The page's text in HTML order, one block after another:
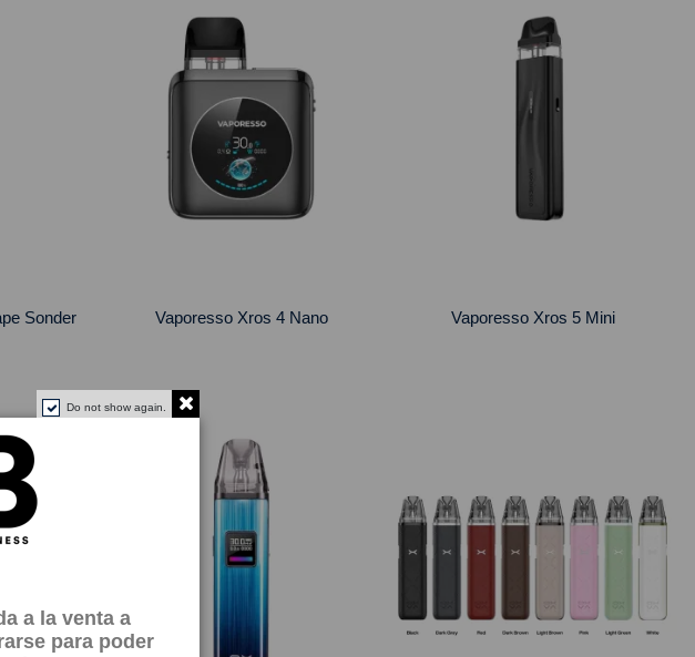
Sonder
Vaporesso Xros 4 Nano Vaporesso Xros 5 Mini
Do not show again.
a la venta a
para poder